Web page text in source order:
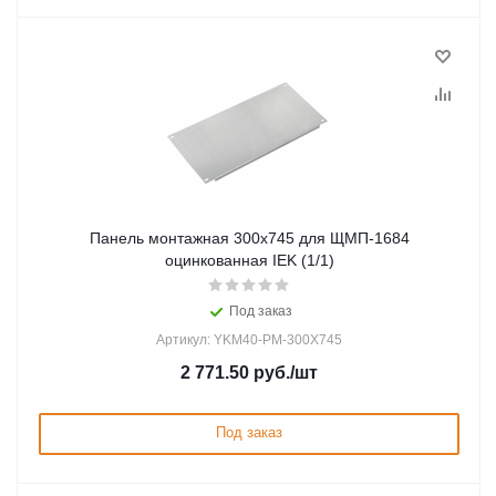
Панель монтажная 300х745 для ЩМП-1684
оцинкованная IEK (1/1)
Под заказ
Артикул: YKM40-PM-300X745
2 771.50 руб./шт
Под заказ